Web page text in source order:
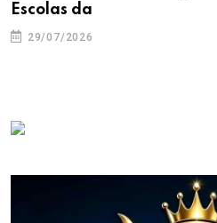
Escolas da
29/07/2026